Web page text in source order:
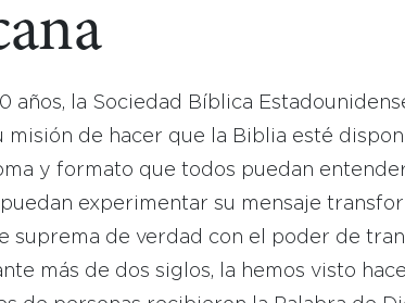
años, la Sociedad Bíblica
misión de hacer que la Biblia esté
y formato que todos puedan
experimentar su mensaje
suprema de verdad con el poder de
más de dos siglos, la hemos visto